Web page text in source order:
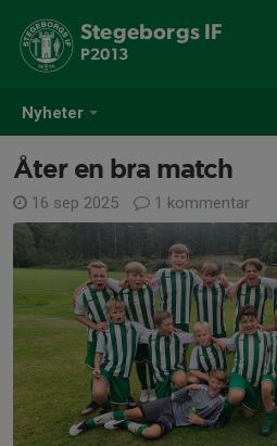
Nyheter
Stegeborgs IF
P2013
Åter en bra match
16 sep 2025 1 kommentar